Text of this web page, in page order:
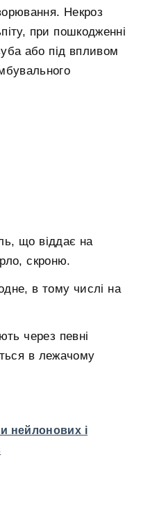
Некроз
при пошкодженні
або під впливом
що віддає на
скроню.
в тому числі на
через певні
в лежачому
нейлонових і